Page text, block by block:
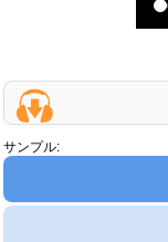
サンプル: